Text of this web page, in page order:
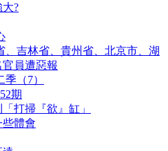
?
、吉林省、貴州省、北京市、湖
員遭惡報
（7）
期
打掃『欲』缸」
體會